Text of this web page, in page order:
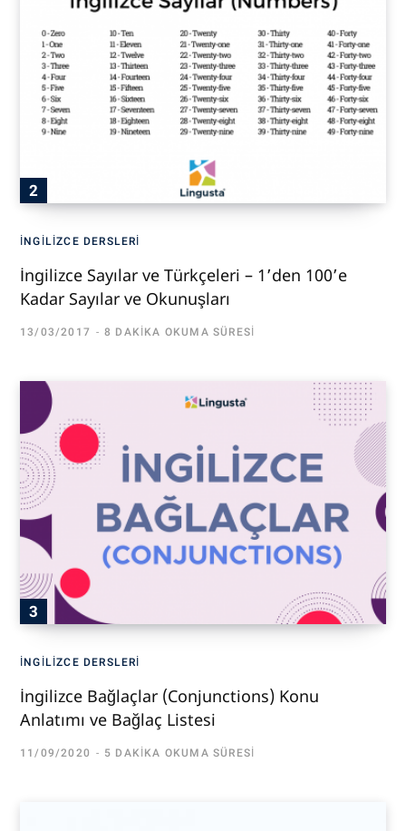
İNGILIZCE DERSLERI
İngilizce Sayılar ve Türkçeleri – 1’den 100’e
Kadar Sayılar ve Okunuşları
13/03/2017 8 DAKIKA OKUMA SÜRESI
İNGILIZCE DERSLERI
İngilizce Bağlaçlar (Conjunctions) Konu
Anlatımı ve Bağlaç Listesi
11/09/2020 5 DAKIKA OKUMA SÜRESI